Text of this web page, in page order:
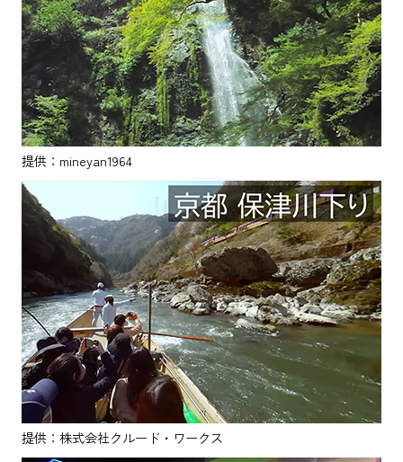
提供：mineyan1964
提供：株式会社クルード・ワークス